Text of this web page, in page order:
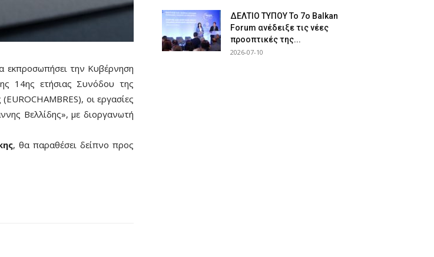
εκπροσωπήσει την Κυβέρνηση
14ης ετήσιας Συνόδου της
οι εργασίες
Βελλίδης», με διοργανωτή
, θα παραθέσει δείπνο προς
ΔΕΛΤΙΟ ΤΥΠΟΥ Το 7ο Balkan
Forum ανέδειξε τις νέες
προοπτικές της...
2026-07-10